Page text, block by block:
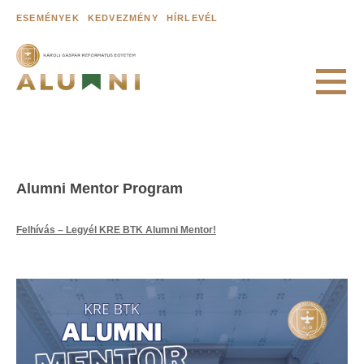
ESEMÉNYEK KEDVEZMÉNY HÍRLEVÉL
RÓLUNK
ÖREGDIÁKOK
Adatbázis
Alumni Mentor Program
Alumni Mentor Program
Felhívás – Legyél KRE BTK Alumni Mentor!